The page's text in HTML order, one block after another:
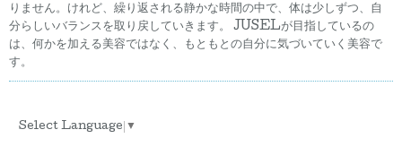
りません。けれど、繰り返される静かな時間の中で、体は少しずつ、自
分らしいバランスを取り戻していきます。 JUSELが目指しているの
は、何かを加える美容ではなく、もともとの自分に気づいていく美容で
す。
Select Language ▼